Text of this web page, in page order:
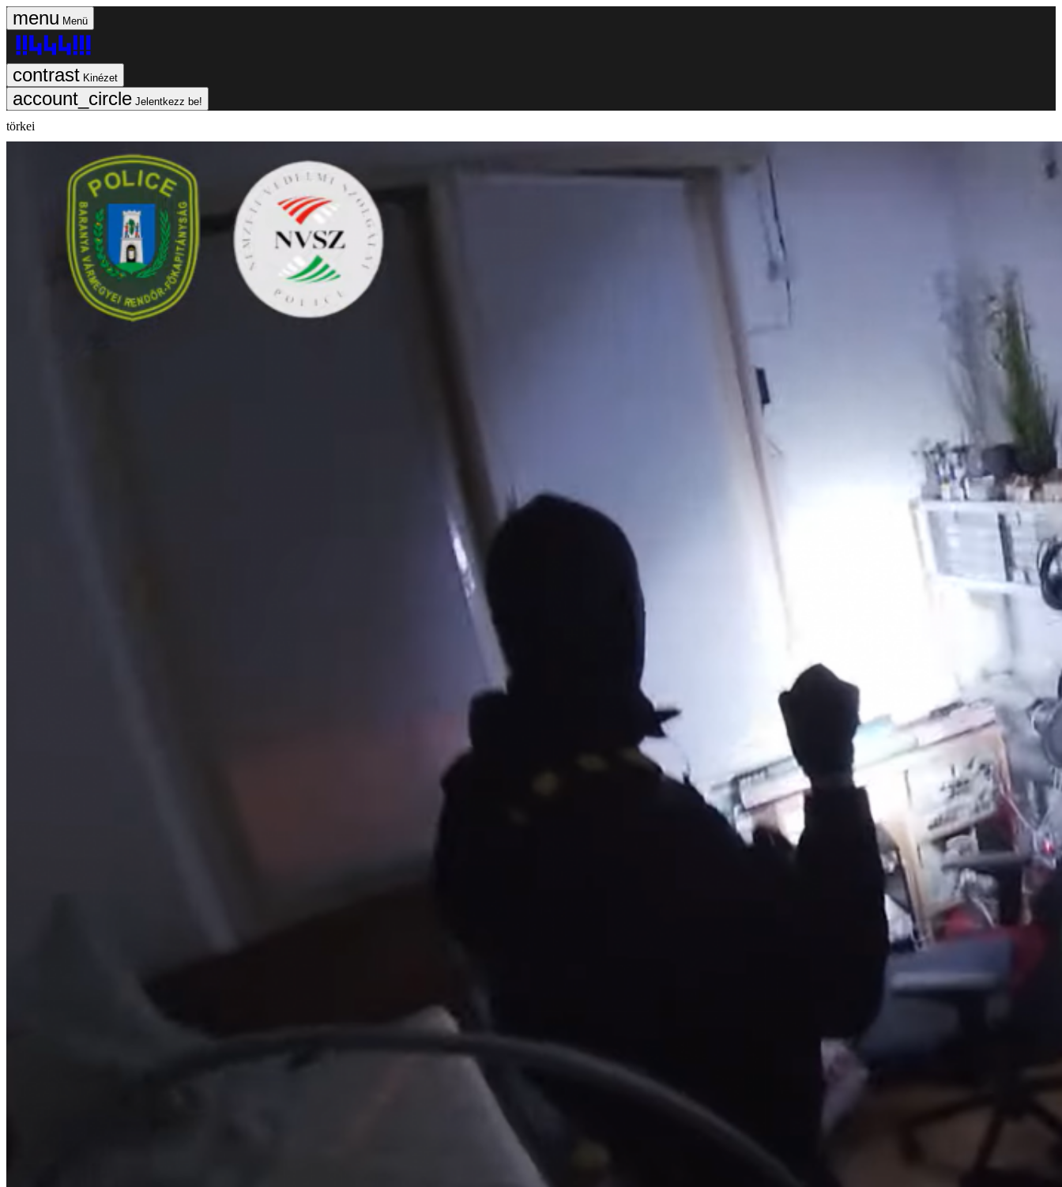
Menü
Kinézet
Jelentkezz be!
törkei